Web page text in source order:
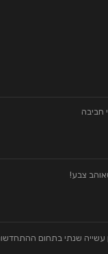
חביבה
צבע!
עשייה שנתי בתחום